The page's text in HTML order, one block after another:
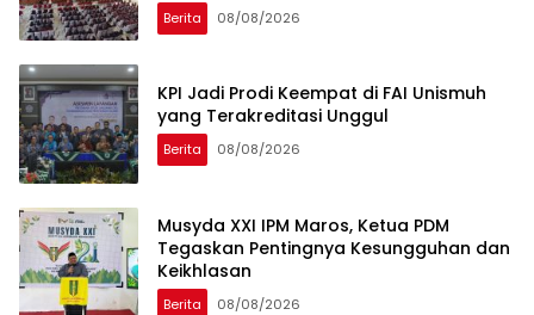
Berita 08/08/2026
KPI Jadi Prodi Keempat di FAI Unismuh
yang Terakreditasi Unggul
Berita 08/08/2026
Musyda XXI IPM Maros, Ketua PDM
Tegaskan Pentingnya Kesungguhan dan
Keikhlasan
Berita 08/08/2026